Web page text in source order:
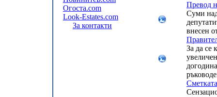
Огоста.com
Look-Estates.com
За контакти
Превод
Суми
внесен
За да се